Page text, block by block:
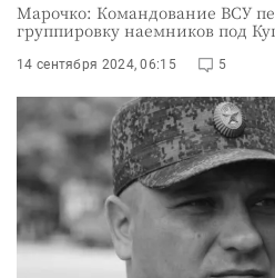
Марочко: Командование ВСУ
группировку наемников под
14 сентября 2024, 06:15 5